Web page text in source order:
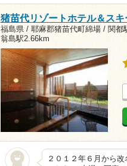
猪苗代リゾートホテル＆スキ
福島県 / 耶麻郡猪苗代町綿場 / 関都
翁島駅2.66km
２０１２年６月から